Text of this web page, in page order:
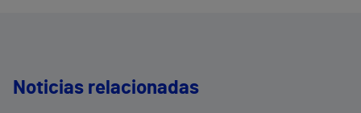
Noticias relacionadas